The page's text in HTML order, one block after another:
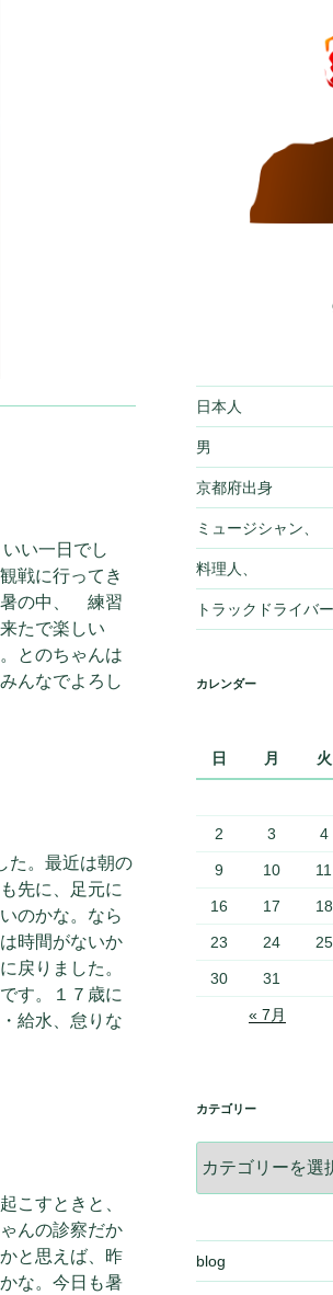
い一日でし
戦に行ってき
暑の中、 練習
たで楽しい
とのちゃんは
んなでよろし
た。最近は朝の
先に、足元に
のかな。なら
時間がないか
戻りました。
す。１７歳に
給水、怠りな
こすときと、
んの診察だか
と思えば、昨
な。今日も暑
日本人
男
京都府出身
ミュージシャン、
料理人、
トラックドライバー
カレンダー
日
月 火
2 3 4
9 10 11
16 17 18
23 24 25
30 31
« 7月
カテゴリー
テ
blog